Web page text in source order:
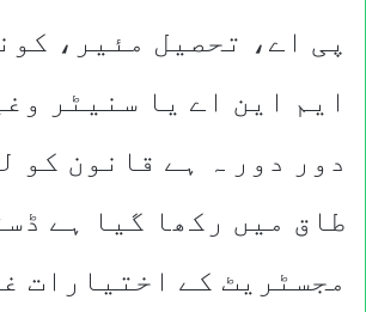
پی اے، تحصیل مئیر،
ایم این اے یا سنیٹر
دور دور ہ ہے قانون کو
طاق میں رکھا گیا ہے
مجسٹریٹ کے اختیارات